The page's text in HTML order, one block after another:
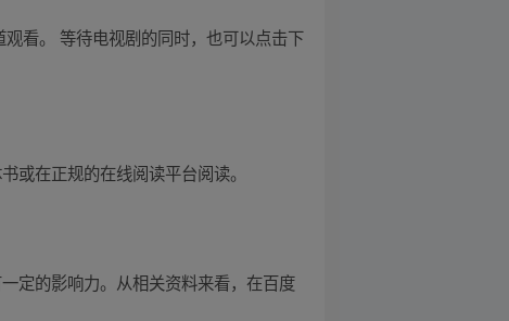
看。 等待电视剧的同时，也可以点击下
或在正规的在线阅读平台阅读。
定的影响力。从相关资料来看，在百度